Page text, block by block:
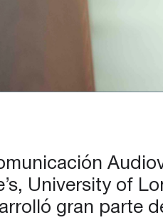
University of
gran parte